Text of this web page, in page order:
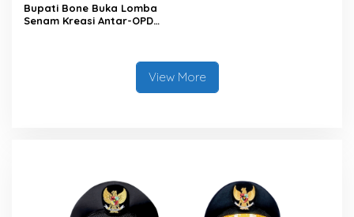
Bupati Bone Buka Lomba
Senam Kreasi Antar-OPD
View More